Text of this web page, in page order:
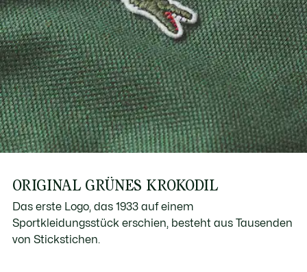
ORIGINAL GRÜNES KROKODIL
Das erste Logo, das 1933 auf einem
Sportkleidungsstück erschien, besteht aus Tausenden
von Stickstichen.